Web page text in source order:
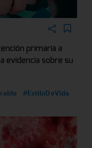
primaria a
evidencia sobre su
#EstiloDeVida